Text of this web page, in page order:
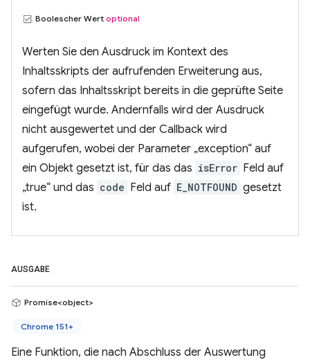
Boolescher Wert optional
Werten Sie den Ausdruck im Kontext des
Inhaltsskripts der aufrufenden Erweiterung aus,
sofern das Inhaltsskript bereits in die geprüfte Seite
eingefügt wurde. Andernfalls wird der Ausdruck
nicht ausgewertet und der Callback wird
aufgerufen, wobei der Parameter „exception“ auf
ein Objekt gesetzt ist, für das das isError Feld auf
„true“ und das code Feld auf E_NOTFOUND gesetzt
ist.
AUSGABE
Promise<object>
Chrome 151+
Eine Funktion, die nach Abschluss der Auswertung